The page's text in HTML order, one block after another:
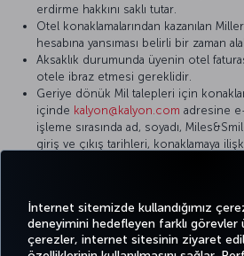
İnternet sitemizde kullandığımız
deneyimini hedefleyen farklı görevler
çerezler, internet sitesinin ziyaret
erdirme hakkını saklı tutar.
Otel konaklamalarından kazanılan
hesabına yansıması belirli bir zaman
Aksaklık durumunda üyenin otel
otele ibraz etmesi gereklidir.
Geriye dönük Mil talepleri için
içinde kalyon@kalyon.com adresine
işleme sırasında ad, soyadı,
giriş ve çıkış tarihleri, konaklamaya